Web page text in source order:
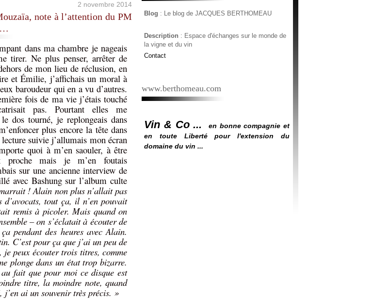
2 novembre 2014
note à l’attention du PM
dans ma chambre je nageais
tirer. Ne plus penser, arrêter de
de mon lieu de réclusion, en
et Émilie, j’affichais un moral à
baroudeur qui en a vu d’autres.
fois de ma vie j’étais touché
pas. Pourtant elles me
dos tourné, je replongeais dans
plus encore la tête dans
suivie j’allumais mon écran
quoi à m’en saouler, à être
proche mais je m’en foutais
sur une ancienne interview de
avec Bashung sur l’album culte
! Alain non plus n’allait pas
tout ça, il n’en pouvait
remis à picoler. Mais quand on
– on s’éclatait à écouter de
pendant des heures avec Alain.
C’est pour ça que j’ai un peu de
peux écouter trois titres, comme
plonge dans un état trop bizarre.
fait que pour moi ce disque est
titre, la moindre note, quand
j’en ai un souvenir très précis. »
Blog : Le blog de JACQUES BERTHOMEAU
Description : Espace d'échanges sur le monde de
la vigne et du vin
Contact
www.berthomeau.com
Vin & Co ...
en bonne compagnie et
en toute Liberté pour l'extension du
domaine du vin ...